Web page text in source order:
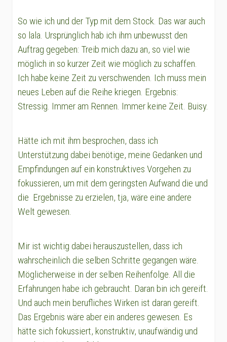
So wie ich und der Typ mit dem Stock. Das war auch
so lala. Ursprünglich hab ich ihm unbewusst den
Auftrag gegeben: Treib mich dazu an, so viel wie
möglich in so kurzer Zeit wie möglich zu schaffen.
Ich habe keine Zeit zu verschwenden. Ich muss mein
neues Leben auf die Reihe kriegen. Ergebnis:
Stressig. Immer am Rennen. Immer keine Zeit. Buisy.
Hätte ich mit ihm besprochen, dass ich
Unterstützung dabei benötige, meine Gedanken und
Empfindungen auf ein konstruktives Vorgehen zu
fokussieren, um mit dem geringsten Aufwand die und
die Ergebnisse zu erzielen, tja, wäre eine andere
Welt gewesen.
Mir ist wichtig dabei herauszustellen, dass ich
wahrscheinlich die selben Schritte gegangen wäre.
Möglicherweise in der selben Reihenfolge. All die
Erfahrungen habe ich gebraucht. Daran bin ich gereift.
Und auch mein berufliches Wirken ist daran gereift.
Das Ergebnis wäre aber ein anderes gewesen. Es
hätte sich fokussiert, konstruktiv, unaufwändig und